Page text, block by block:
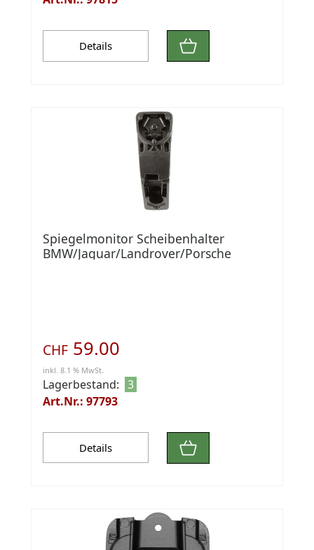
Details
Spiegelmonitor Scheibenhalter
BMW/Jaguar/Landrover/Porsche
CHF 59.00
inkl. 8.1 % MwSt.
Lagerbestand: 3
Art.Nr.: 97793
Details